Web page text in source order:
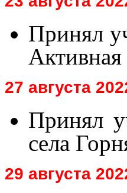
Принял
27 августа
Принял
села
29 августа